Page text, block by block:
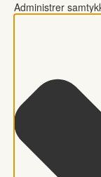
Administrer